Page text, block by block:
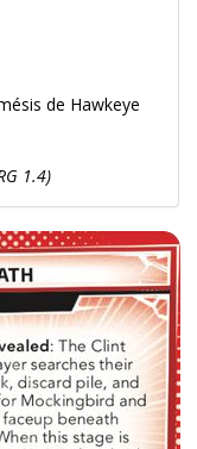
de Hawkeye
1.4)